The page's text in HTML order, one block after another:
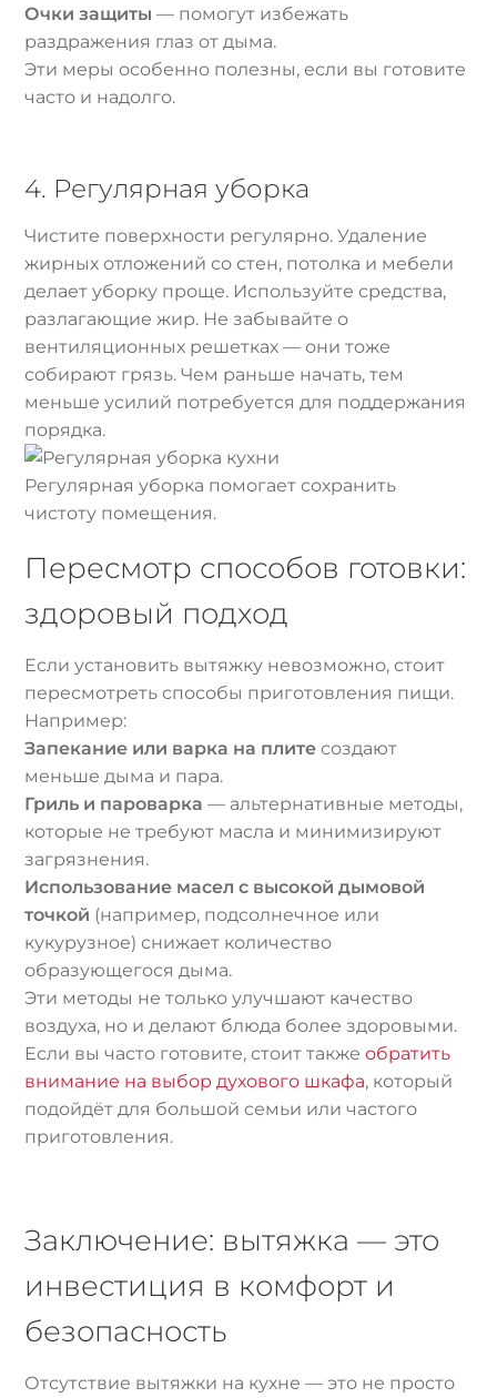
Очки защиты — помогут избежать
раздражения глаз от дыма.
Эти меры особенно полезны, если вы готовите
часто и надолго.
4. Регулярная уборка
Чистите поверхности регулярно. Удаление
жирных отложений со стен, потолка и мебели
делает уборку проще. Используйте средства,
разлагающие жир. Не забывайте о
вентиляционных решетках — они тоже
собирают грязь. Чем раньше начать, тем
меньше усилий потребуется для поддержания
порядка.
Регулярная уборка помогает сохранить
чистоту помещения.
Пересмотр способов готовки:
здоровый подход
Если установить вытяжку невозможно, стоит
пересмотреть способы приготовления пищи.
Например:
Запекание или варка на плите создают
меньше дыма и пара.
Гриль и пароварка — альтернативные методы,
которые не требуют масла и минимизируют
загрязнения.
Использование масел с высокой дымовой
точкой (например, подсолнечное или
кукурузное) снижает количество
образующегося дыма.
Эти методы не только улучшают качество
воздуха, но и делают блюда более здоровыми.
Если вы часто готовите, стоит такжеобратить
внимание на выбор духового шкафа, который
подойдёт для большой семьи или частого
приготовления.
Заключение: вытяжка — это
инвестиция в комфорт и
безопасность
Отсутствие вытяжки на кухне — это не просто